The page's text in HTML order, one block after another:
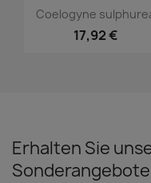
Vorschau
Coelogyne
17,92 €
Erhalten Sie
Sonderangebote